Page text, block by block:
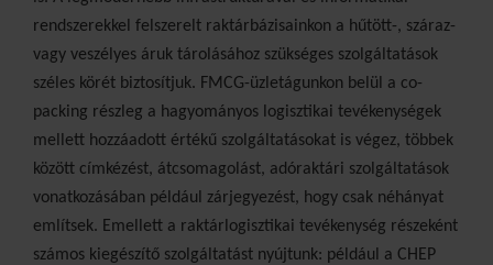
rendszerekkel felszerelt raktárbázisainkon a hűtött-, száraz-
vagy veszélyes áruk tárolásához szükséges szolgáltatások
széles körét biztosítjuk. FMCG-üzletágunkon belül a co-
packing részleg a hagyományos logisztikai tevékenységek
mellett hozzáadott értékű szolgáltatásokat is végez, többek
között címkézést, átcsomagolást, adóraktári szolgáltatások
vonatkozásában például zárjegyezést, hogy csak néhányat
említsek. Emellett a raktárlogisztikai tevékenység részeként
számos kiegészítő szolgáltatást nyújtunk: például a CHEP